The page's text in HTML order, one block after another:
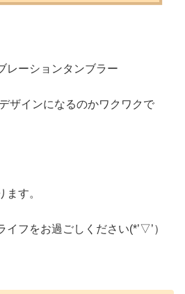
レーションタンブラー
ザインになるのかワクワクで
ます。
フをお過ごしください(*’▽’）